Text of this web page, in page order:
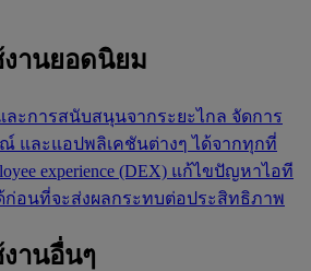
านยอดนิยม
ละการสนับสนุนจากระยะไกล จัดการ
และแอปพลิเคชันต่างๆ ได้จากทุกที่
experience (DEX) แก้ไขปัญหาไอที
ก่อนที่จะส่งผลกระทบต่อประสิทธิภาพ
านอื่นๆ